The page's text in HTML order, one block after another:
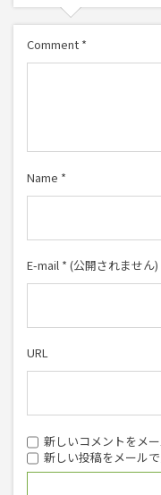
Comment *
Name *
E-mail * (公開されません)
URL
新しいコメントをメ
新しい投稿をメール